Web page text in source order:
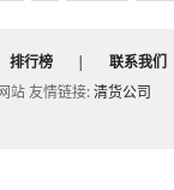
排行榜 |
联系我们
站 友情链接:清货公司